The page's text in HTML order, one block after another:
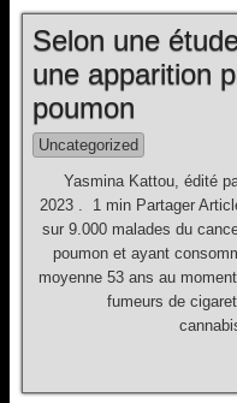
Selon une
une apparition
poumon
Uncategorized
Yasmina Kattou, édité
2023 . 1 min Partager
sur 9.000 malades du
poumon et ayant
moyenne 53 ans au
fumeurs de